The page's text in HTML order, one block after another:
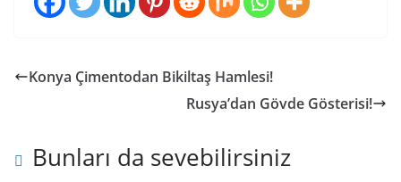
Konya Çimentodan Bikiltaş Hamlesi!
Rusya’dan Gövde Gösterisi!
Bunları da sevebilirsiniz